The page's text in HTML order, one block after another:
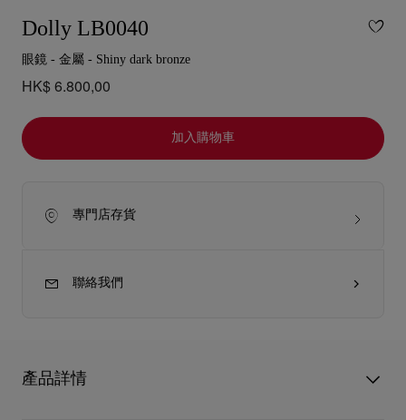
Dolly LB0040
眼鏡 - 金屬 - Shiny dark bronze
HK$ 6.800,00
加入購物車
專門店存貨
聯絡我們
產品詳情